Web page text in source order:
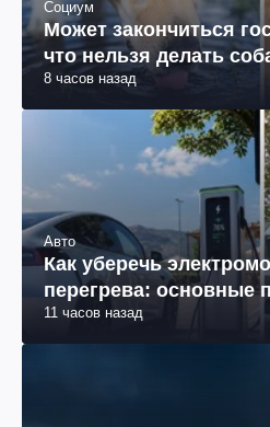
Социум
Может закончиться
что нельзя делать
8 часов назад
Авто
Как уберечь
перегрева: основные
11 часов назад